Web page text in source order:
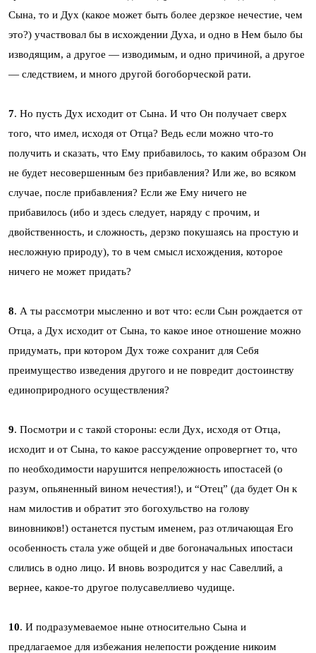
Сына, то и Дух (какое может быть более дерзкое нечестие, чем
это?) участвовал бы в исхождении Духа, и одно в Нем было бы
изводящим, а другое — изводимым, и одно причиной, а другое
— следствием, и много другой богоборческой рати.
7. Но пусть Дух исходит от Сына. И что Он получает сверх
того, что имел, исходя от Отца? Ведь если можно что-то
получить и сказать, что Ему прибавилось, то каким образом Он
не будет несовершенным без прибавления? Или же, во всяком
случае, после прибавления? Если же Ему ничего не
прибавилось (ибо и здесь следует, наряду с прочим, и
двойственность, и сложность, дерзко покушаясь на простую и
несложную природу), то в чем смысл исхождения, которое
ничего не может придать?
8. А ты рассмотри мысленно и вот что: если Сын рождается от
Отца, а Дух исходит от Сына, то какое иное отношение можно
придумать, при котором Дух тоже сохранит для Себя
преимущество изведения другого и не повредит достоинству
единоприродного осуществления?
9. Посмотри и с такой стороны: если Дух, исходя от Отца,
исходит и от Сына, то какое рассуждение опровергнет то, что
по необходимости нарушится непреложность ипостасей (о
разум, опьяненный вином нечестия!), и “Отец” (да будет Он к
нам милостив и обратит это богохульство на голову
виновников!) останется пустым именем, раз отличающая Его
особенность стала уже общей и две богоначальных ипостаси
слились в одно лицо. И вновь возродится у нас Савеллий, а
вернее, какое-то другое полусавеллиево чудище.
10. И подразумеваемое ныне относительно Сына и
предлагаемое для избежания нелепости рождение никоим